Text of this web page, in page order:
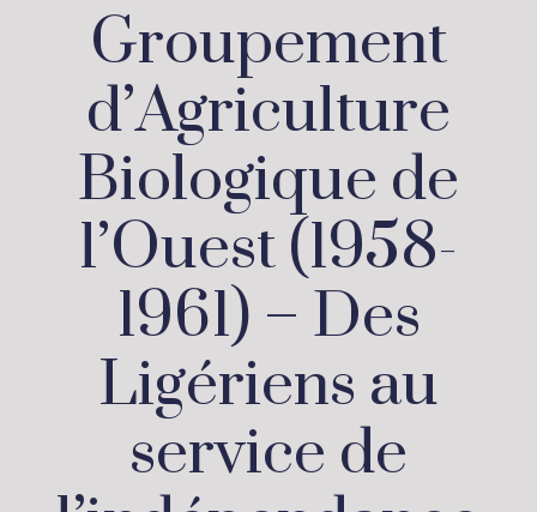
Groupement
d’Agriculture
Biologique de
l’Ouest (1958-
1961) – Des
Ligériens au
service de